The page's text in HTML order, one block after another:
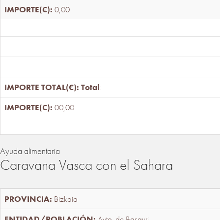
0,00
Total:
00,00
Ayuda alimentaria
Caravana Vasca con el Sahara
Bizkaia